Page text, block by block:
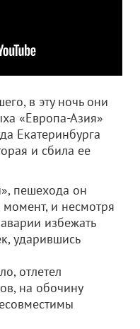
в эту ночь они
«Европа-Азия»
Екатеринбурга
и сбила ее
пешехода он
и несмотря
избежать
ударившись
отлетел
на обочину